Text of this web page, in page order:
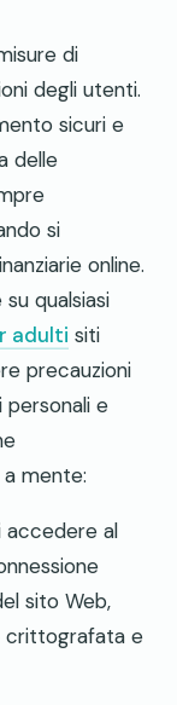
di
degli utenti.
sicuri e
delle
si
online.
qualsiasi
adulti siti
precauzioni
e
mente:
accedere al
sito Web,
crittografata e